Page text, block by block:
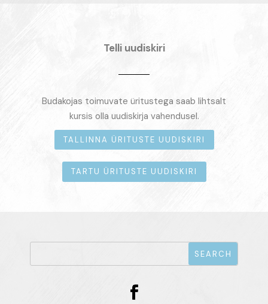
Telli uudiskiri
Budakojas toimuvate üritustega saab lihtsalt
kursis olla uudiskirja vahendusel.
TALLINNA ÜRITUSTE UUDISKIRI
TARTU ÜRITUSTE UUDISKIRI